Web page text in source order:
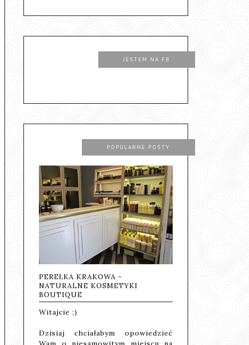
JESTEM NA FB
POPULARNE POSTY
PEREŁKA KRAKOWA -
NATURALNE KOSMETYKI
BOUTIQUE
Witajcie ;)
Dzisiaj chciałabym opowiedzieć